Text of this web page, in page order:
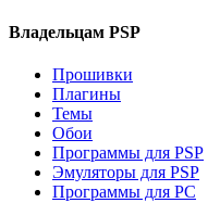
Владельцам PSP
Прошивки
Плагины
Темы
Обои
Программы для PSP
Эмуляторы для PSP
Программы для PC